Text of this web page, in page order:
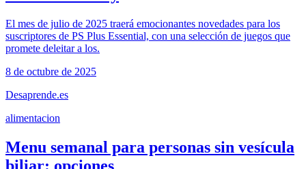
El mes de julio de 2025 traerá emocionantes novedades para los
suscriptores de PS Plus Essential, con una selección de juegos que
promete deleitar a los.
8 de octubre de 2025
Desaprende.es
alimentacion
Menu semanal para personas sin vesícula
biliar: opciones